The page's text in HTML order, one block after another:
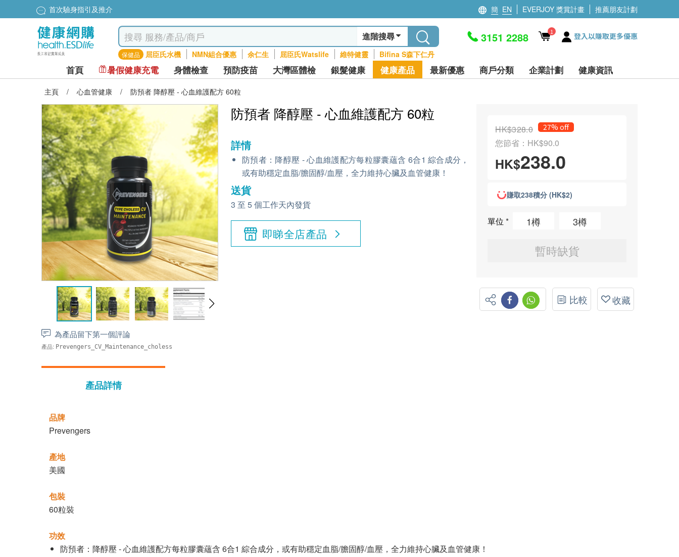
首次驗身指引及推介 簡 EN EVERJOY 獎賞計畫 推薦朋友計劃
進階搜尋
保健品 屈臣氏水機 NMN組合優惠 余仁生 屈臣氏Watslife 維特健靈 Bifina S森下仁丹
3151 2288 1 登入以賺取更多優惠
首頁 暑假健康充電 身體檢查 預防疫苗 大灣區體檢 銀髮健康 健康產品 最新優惠 商戶分類 企業計劃 健康資訊
主頁 / 心血管健康 / 防預者 降醇壓 - 心血維護配方 60粒
為產品留下第一個評論
產品: Prevengers_CV_Maintenance_choless
防預者 降醇壓 - 心血維護配方 60粒
詳情
防預者：降醇壓 - 心血維護配方每粒膠囊蘊含 6合1 綜合成分，
或有助穩定血脂/膽固醇/血壓，全力維持心臟及血管健康！
送貨
3 至 5 個工作天內發貨
即睇全店產品
HK$328.0 27% off
您節省：HK$90.0
HK$238.0
賺取238積分 (HK$2)
單位* 1樽 3樽
暫時缺貨
比較 收藏
產品詳情
品牌
Prevengers
產地
美國
包裝
60粒裝
功效
防預者：降醇壓 - 心血維護配方每粒膠囊蘊含 6合1 綜合成分，或有助穩定血脂/膽固醇/血壓，全力維持心臟及血管健康！